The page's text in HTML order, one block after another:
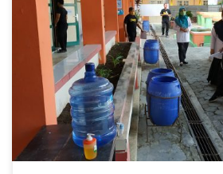
Verifikasi Tim Dinas Pendidikan dan
dengan pengajuan Pembelajaran Tatap
Tegal. Verifikasi […]